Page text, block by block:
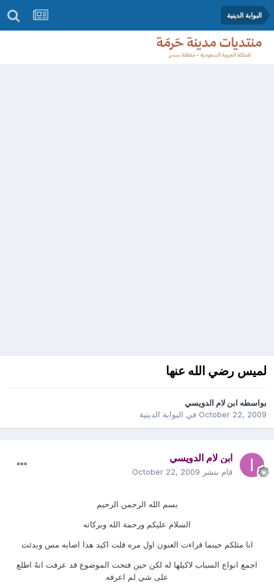
البوابة الدينية
لميس رضي الله عنها
بواسطه ابن لام الدويسي
October 22, 2009في البوابة الدينية
ابن لام الدويسي
قام بنشر October 22, 2009
بسم الله الرحمن الرحيم
السلام عليكم ورحمة الله وبركاته
انا مثلكم حينما قراءت العنون اول مره قلت اكيد هذا اصابه مس وبدئت
اجمع انواع السباب لاكيلها له لكن حين فتحت الموضوع قد عرفت انهُ اطلع
على شي لم اعرفه